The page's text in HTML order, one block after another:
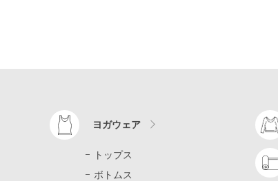
ヨガウェア
トップス
ボトムス